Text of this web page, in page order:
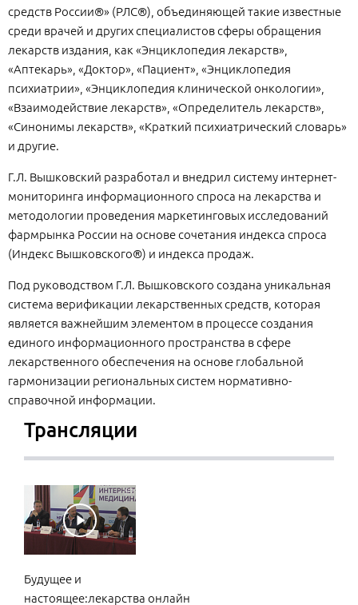
средств России®» (РЛС®), объединяющей такие известные
среди врачей и других специалистов сферы обращения
лекарств издания, как «Энциклопедия лекарств»,
«Аптекарь», «Доктор», «Пациент», «Энциклопедия
психиатрии», «Энциклопедия клинической онкологии»,
«Взаимодействие лекарств», «Определитель лекарств»,
«Синонимы лекарств», «Краткий психиатрический словарь»
и другие.
Г.Л. Вышковский разработал и внедрил систему интернет-
мониторинга информационного спроса на лекарства и
методологии проведения маркетинговых исследований
фармрынка России на основе сочетания индекса спроса
(Индекс Вышковского®) и индекса продаж.
Под руководством Г.Л. Вышковского создана уникальная
система верификации лекарственных средств, которая
является важнейшим элементом в процессе создания
единого информационного пространства в сфере
лекарственного обеспечения на основе глобальной
гармонизации региональных систем нормативно-
справочной информации.
Трансляции
Будущее и
настоящее:лекарства онлайн